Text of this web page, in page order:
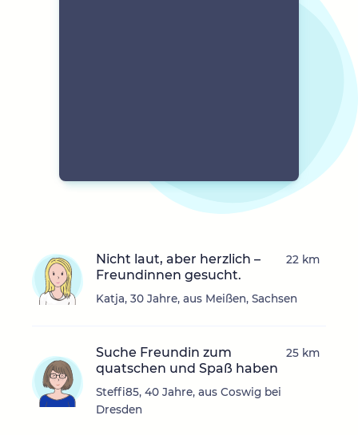
Nicht laut, aber herzlich –
Freundinnen gesucht.
Katja, 30 Jahre, aus Meißen, Sachsen
22 km
Suche Freundin zum
quatschen und Spaß haben
Steffi85, 40 Jahre, aus Coswig bei
Dresden
25 km